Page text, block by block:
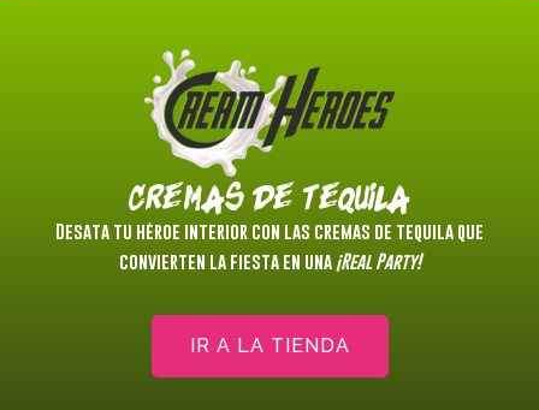
Cremas de Tequila
Desata tu héroe interior con las cremas de tequila que
convierten la fiesta en una ¡Real Party!
IR A LA TIENDA